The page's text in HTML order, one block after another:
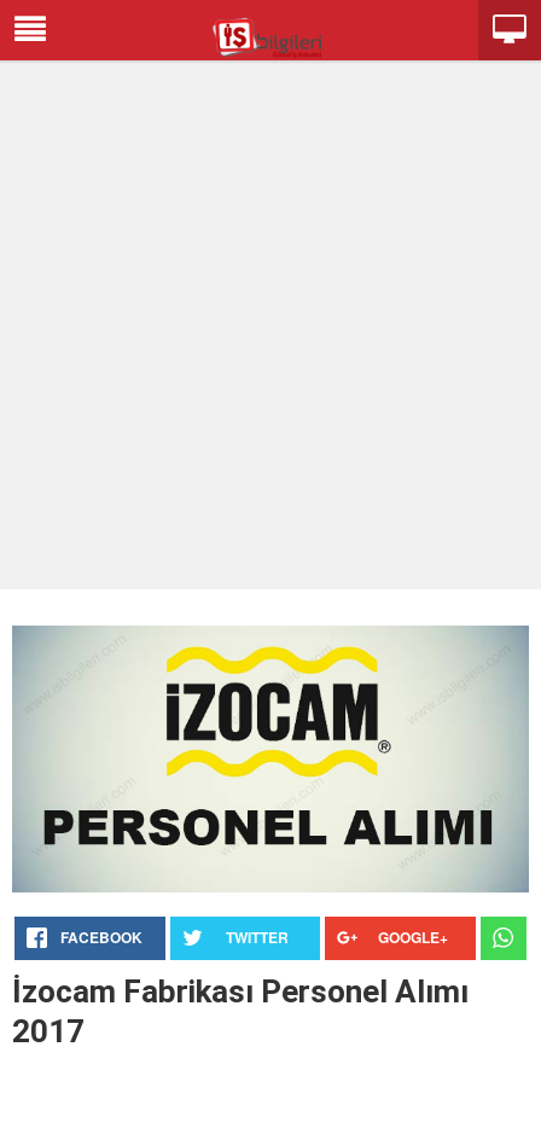
FACEBOOK TWITTER GOOGLE+
İzocam Fabrikası Personel Alımı
2017